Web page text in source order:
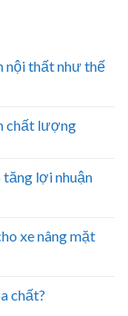
nội thất như thế
chất lượng
tăng lợi nhuận
xe nâng mặt
chất?